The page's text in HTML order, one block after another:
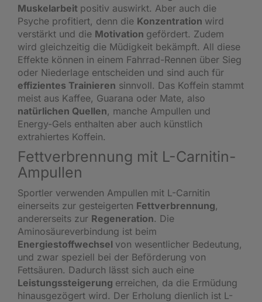
Muskelarbeit positiv auswirkt. Aber auch die
Psyche profitiert, denn die Konzentration wird
verstärkt und die Motivation gefördert. Zudem
wird gleichzeitig die Müdigkeit bekämpft. All diese
Effekte können in einem Fahrrad-Rennen über Sieg
oder Niederlage entscheiden und sind auch für
effizientes Trainieren sinnvoll. Das Koffein stammt
meist aus Kaffee, Guarana oder Mate, also
natürlichen Quellen, manche Ampullen und
Energy-Gels enthalten aber auch künstlich
extrahiertes Koffein.
Fettverbrennung mit L-Carnitin-
Ampullen
Sportler verwenden Ampullen mit L-Carnitin
einerseits zur gesteigerten Fettverbrennung,
andererseits zur Regeneration. Die
Aminosäureverbindung ist beim
Energiestoffwechsel von wesentlicher Bedeutung,
und zwar speziell bei der Beförderung von
Fettsäuren. Dadurch lässt sich auch eine
Leistungssteigerung erreichen, da die Ermüdung
hinausgezögert wird. Der Erholung dienlich ist L-